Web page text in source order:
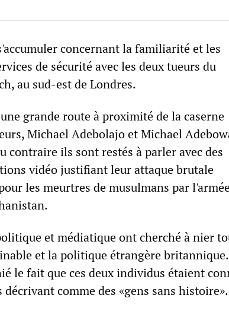
concernant la familiarité et les
de sécurité avec les deux tueurs du
au sud-est de Londres.
grande route à proximité de la caserne
Michael Adebolajo et Michael
contraire ils sont restés à parler avec des
vidéo justifiant leur attaque brutale
les meurtres de musulmans par
et médiatique ont cherché à nier
et la politique étrangère britannique.
le fait que ces deux individus étaient
décrivant comme des «gens sans histoire».